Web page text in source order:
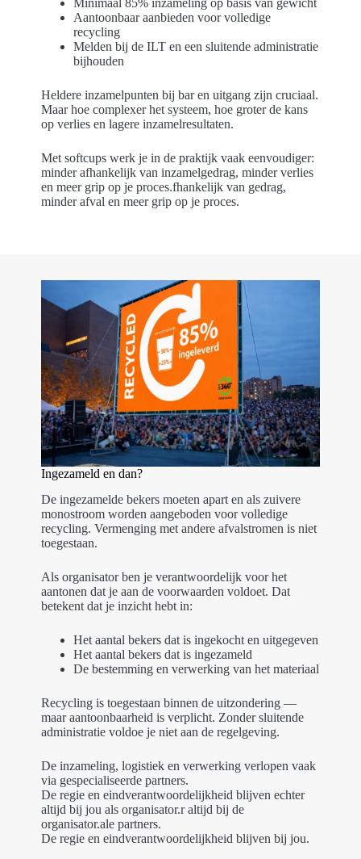
Minimaal 85% inzameling op basis van gewicht
Aantoonbaar aanbieden voor volledige
recycling
Melden bij de ILT en een sluitende administratie
bijhouden
Heldere inzamelpunten bij bar en uitgang zijn cruciaal.
Maar hoe complexer het systeem, hoe groter de kans
op verlies en lagere inzamelresultaten.
Met softcups werk je in de praktijk vaak eenvoudiger:
minder afhankelijk van inzamelgedrag, minder verlies
en meer grip op je proces.fhankelijk van gedrag,
minder afval en meer grip op je proces.
Ingezameld en dan?
De ingezamelde bekers moeten apart en als zuivere
monostroom worden aangeboden voor volledige
recycling. Vermenging met andere afvalstromen is niet
toegestaan.
Als organisator ben je verantwoordelijk voor het
aantonen dat je aan de voorwaarden voldoet. Dat
betekent dat je inzicht hebt in:
Het aantal bekers dat is ingekocht en uitgegeven
Het aantal bekers dat is ingezameld
De bestemming en verwerking van het materiaal
Recycling is toegestaan binnen de uitzondering —
maar aantoonbaarheid is verplicht. Zonder sluitende
administratie voldoe je niet aan de regelgeving.
De inzameling, logistiek en verwerking verlopen vaak
via gespecialiseerde partners.
De regie en eindverantwoordelijkheid blijven echter
altijd bij jou als organisator.r altijd bij de
organisator.ale partners.
De regie en eindverantwoordelijkheid blijven bij jou.